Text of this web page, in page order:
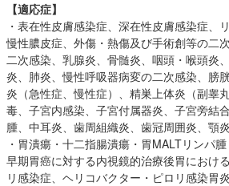
【適応症】
・表在性皮膚感染症、深在性皮膚感染症、
慢性膿皮症、外傷・熱傷及び手術創等の二
二次感染、乳腺炎、骨髄炎、咽頭・喉頭炎
炎、肺炎、慢性呼吸器病変の二次感染、膀
炎（急性症、慢性症）、精巣上体炎（副睾
毒、子宮内感染、子宮付属器炎、子宮旁結
腫、中耳炎、歯周組織炎、歯冠周囲炎、顎
・胃潰瘍・十二指腸潰瘍・胃MALTリンパ
早期胃癌に対する内視鏡的治療後胃におけ
リ感染症、ヘリコバクター・ピロリ感染胃炎